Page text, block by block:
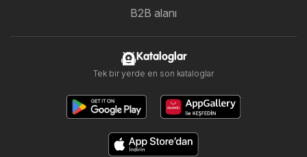
B2B alanı
Kataloglar
Tek bir yerde en son kataloglar